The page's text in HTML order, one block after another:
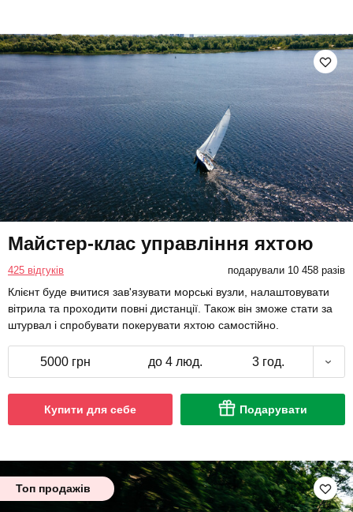
Майстер-клас управління яхтою
425 відгуків подарували 10 458 разів
Клієнт буде вчитися зав'язувати морські вузли, налаштовувати
вітрила та проходити повні дистанції. Також він зможе стати за
штурвал і спробувати покерувати яхтою самостійно.
5000 грн до 4 люд. 3 год.
Купити для себе Подарувати
Топ продажів